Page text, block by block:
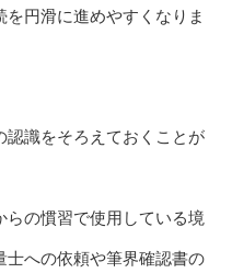
円滑に進めやすくなりま
認識をそろえておくことが
の慣習で使用している境
士への依頼や筆界確認書の